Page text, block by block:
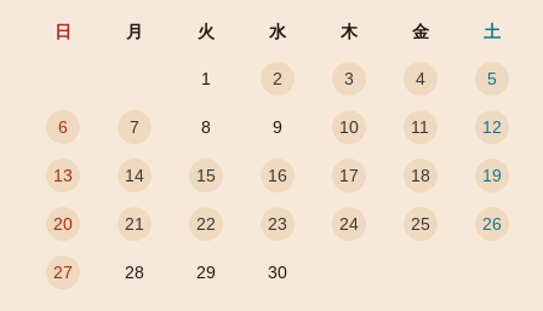
日 月 火 水 木 金 土
1 2 3 4 5
6 7 8 9 10 11 12
13 14 15 16 17 18 19
20 21 22 23 24 25 26
27 28 29 30